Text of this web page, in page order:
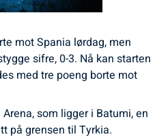
mot Spania lørdag, men
sifre, 0-3. Nå kan starten
med tre poeng borte mot
som ligger i Batumi, en
på grensen til Tyrkia.